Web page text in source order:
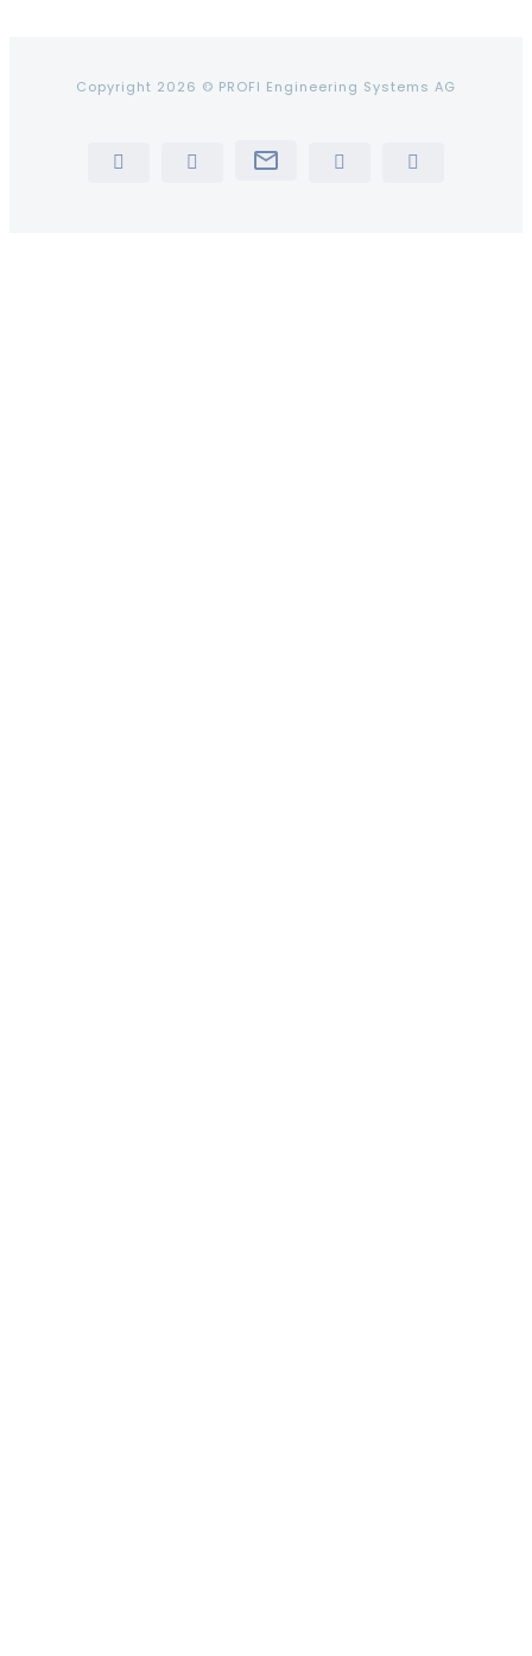
Copyright 2026 © PROFI Engineering Systems AG
LinkedInYouTubeNewsletterInstagramTiktok